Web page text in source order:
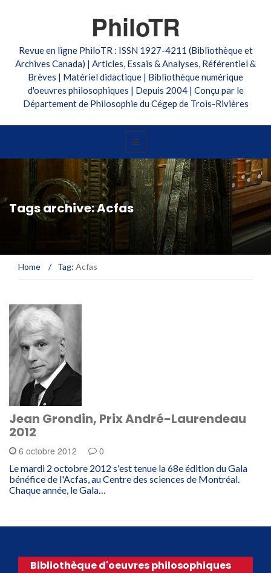
PhiloTR
Revue en ligne PhiloTR : ISSN 1927-4211 (Bibliothèque et
Archives Canada) | Articles, Essais & Analyses, Référentiel &
Brèves | Matériel didactique | Bibliothèque numérique
d'oeuvres philosophiques | Depuis 2004 | Conçu par le
Département de Philosophie du Cégep de Trois-Rivières
Tags archive: Acfas
Home / Tag: Acfas
Jean Grondin, Prix André-Laurendeau
2012
6 octobre 2012 0
Le mardi 2 octobre 2012 s'est tenue la 68e édition du Gala
bénéfice de l'Acfas, au Centre des sciences de Montréal.
Chaque année, le Gala…
Bibliothèque d'oeuvres philosophiques